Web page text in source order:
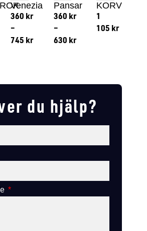
Venezia
360 kr
–
745 kr
Pansar
360 kr
–
630 kr
KORV
1
105 kr
du hjälp?